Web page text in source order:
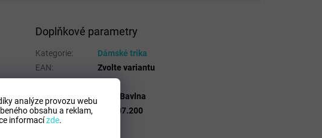
analýze provozu webu
obsahu a reklam,
informacízde.
Doplňkové parametry
Kategorie:
Dámské trika
EAN:
Zvolte variantu
100% Bavlna
Modelo: 901707.200